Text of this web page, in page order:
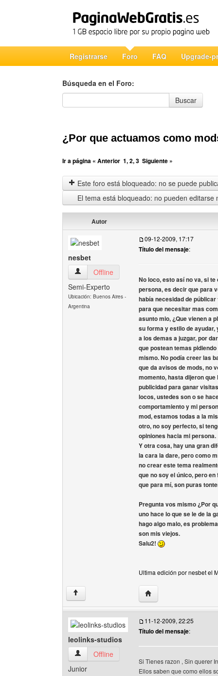
Registrarse Foro FAQ Upgrade-
Búsqueda en el Foro:
Búsqueda en el Foro
Buscar
¿Por que actuamos como
Ir a página « Anterior 1,2,3 Siguiente »
Este foro está bloqueado: no se puede
El tema está bloqueado: no pueden editarse
Autor
nesbet
nesbet Ver perfil del usuario
Offline
Semi-Experto
Ubicación: Buenos Aires -
Argentina
09-12-2009, 17:17
Título del mensaje:
No loco, esto así no va, si
persona, es decir que para
había necesidad de
para que necesitar mas
asunto mio, ¿Que vienen a
su forma y estilo de ayudar,
a los demas a juzgar, por
que postean temas
mismo. No podía creer las
que da avisos de mods, no
momento, hasta dijeron
publicidad para ganar
locos, ustedes son o se
comportamiento y mi
mod, estamos todas a la
otro, no soy perfecto, si
opiniones hacia mi persona.
Y otra cosa, hay una gran
la cara la dare, pero como
no crear este tema
que no soy el único, pero
que para mí, son puras
Pregunta vos mismo ¿Por
uno hace lo que se le de la
hago algo malo, es
son mis viejos.
Salu2!
Ultima edición por nesbet el
↑ Visitar sitio web del
leolinks-studios
leolinks-studios Ver perfil del usuario
Offline
Junior
11-12-2009, 22:25
Título del mensaje:
Si Tienes razon , Sin querer
Ellos saben que como ellos